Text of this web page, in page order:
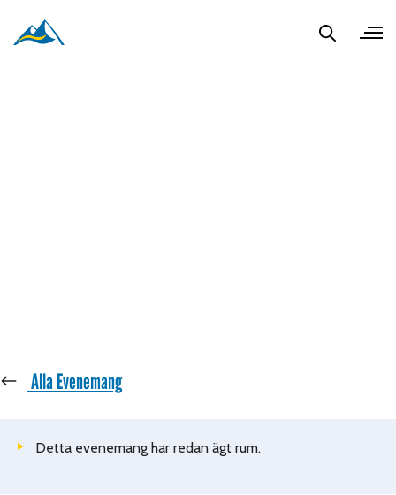
« Alla Evenemang
Detta evenemang har redan ägt rum.